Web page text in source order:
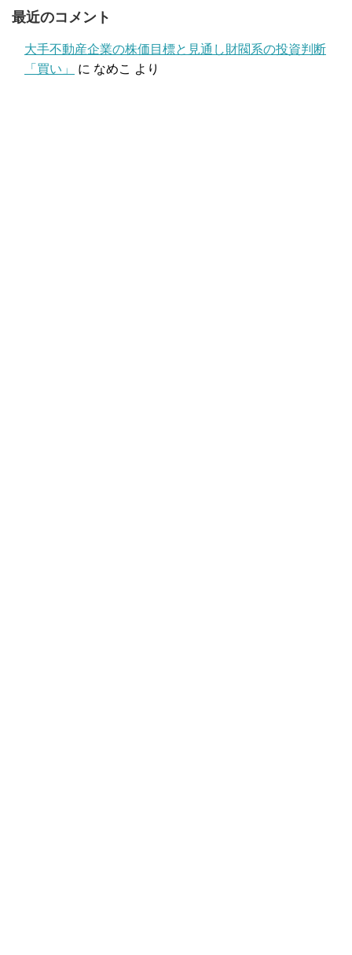
最近のコメント
大手不動産企業の株価目標と見通し財閥系の投資判断
「買い」
に なめこ より